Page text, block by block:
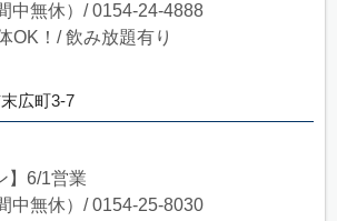
中無休）/ 0154-24-4888
OK！/ 飲み放題有り
広町3-7
】6/1営業
中無休）/ 0154-25-8030